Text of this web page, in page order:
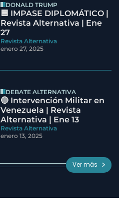
DONALD TRUMP
🟦 IMPASE DIPLOMÁTICO |
Revista Alternativa | Ene
27
Revista Alternativa
enero 27, 2025
DEBATE ALTERNATIVA
🔵 Intervención Militar en
Venezuela | Revista
Alternativa | Ene 13
Revista Alternativa
enero 13, 2025
Ver más